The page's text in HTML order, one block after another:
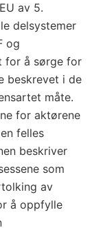
av 5.
delsystemer
og
for å sørge for
beskrevet i de
måte.
for aktørene
felles
beskriver
som
av
å oppfylle